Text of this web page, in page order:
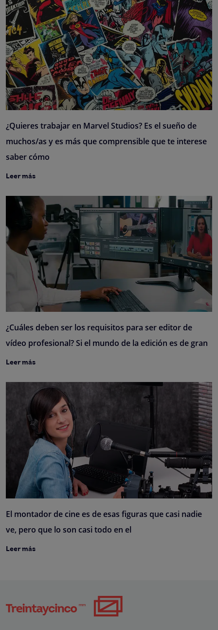
¿Quieres trabajar en Marvel Studios? Es el sueño de
muchos/as y es más que comprensible que te interese
saber cómo
Leer más
¿Cuáles deben ser los requisitos para ser editor de
vídeo profesional? Si el mundo de la edición es de gran
Leer más
El montador de cine es de esas figuras que casi nadie
ve, pero que lo son casi todo en el
Leer más